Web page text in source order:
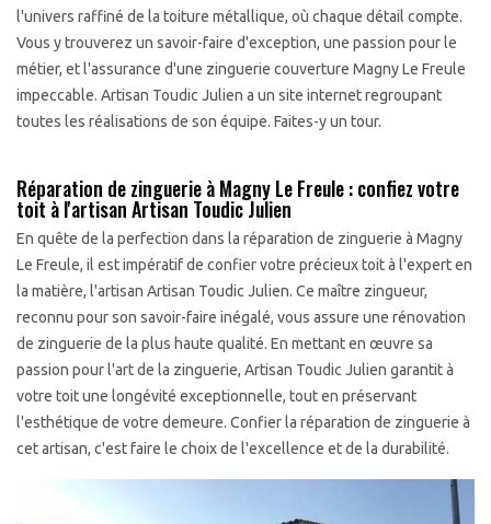
l'univers raffiné de la toiture métallique, où chaque détail compte.
Vous y trouverez un savoir-faire d'exception, une passion pour le
métier, et l'assurance d'une zinguerie couverture Magny Le Freule
impeccable. Artisan Toudic Julien a un site internet regroupant
toutes les réalisations de son équipe. Faites-y un tour.
Réparation de zinguerie à Magny Le Freule : confiez votre
toit à l'artisan Artisan Toudic Julien
En quête de la perfection dans la réparation de zinguerie à Magny
Le Freule, il est impératif de confier votre précieux toit à l'expert en
la matière, l'artisan Artisan Toudic Julien. Ce maître zingueur,
reconnu pour son savoir-faire inégalé, vous assure une rénovation
de zinguerie de la plus haute qualité. En mettant en œuvre sa
passion pour l'art de la zinguerie, Artisan Toudic Julien garantit à
votre toit une longévité exceptionnelle, tout en préservant
l'esthétique de votre demeure. Confier la réparation de zinguerie à
cet artisan, c'est faire le choix de l'excellence et de la durabilité.